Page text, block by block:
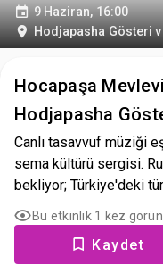
9 Haziran, 16:00
Hodjapasha Gösteri
Hocapaşa
Hodjapasha
Canlı tasavvuf müziği
sema kültürü sergisi.
bekliyor; Türkiye'deki
Bu etkinlik 1 kez
Kaydet